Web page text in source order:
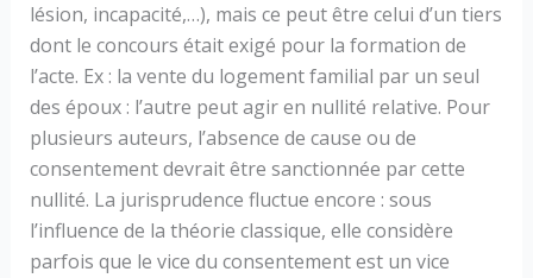
lésion, incapacité,…), mais ce peut être celui d’un tiers
dont le concours était exigé pour la formation de
l’acte. Ex : la vente du logement familial par un seul
des époux : l’autre peut agir en nullité relative. Pour
plusieurs auteurs, l’absence de cause ou de
consentement devrait être sanctionnée par cette
nullité. La jurisprudence fluctue encore : sous
l’influence de la théorie classique, elle considère
parfois que le vice du consentement est un vice